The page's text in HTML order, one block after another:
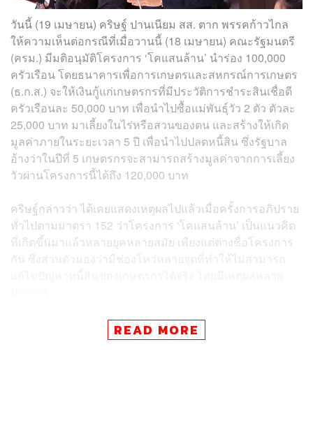
วันนี้ (19 เมษายน) คริษฐ์ ปานเนียม สส. ตาก พรรคก้าวไกล
ให้ความเห็นต่อกรณีที่เมื่อวานนี้ (18 เมษายน) คณะรัฐมนตรี
(ครม.) มีมติอนุมัติโครงการ ‘โคแสนล้าน’ นำร่อง 100,000
ครัวเรือน โดยธนาคารเพื่อการเกษตรและสหกรณ์การเกษตร
(ธ.ก.ส.) จะให้เงินกู้แก่เกษตรกรที่มีประวัติการชำระสินเชื่อดี
ครัวเรือนละ 50,000 บาท เพื่อนำไปซื้อแม่พันธุ์วัว 2 ตัว ตัวละ
25,000 บาท มาเลี้ยงในไร่หรือสวนของตน และสร้างให้เกิด
มูลค่าภายในระยะเวลา 5 ปี เพื่อนำไปปลดหนี้สิน ซึ่งรัฐบาล
อ้างว่าในปีที่ 5 เกษตรกรจะสามารถสร้างมูลค่าจากการเลี้ยง
วัวผ่านโครงการนี้ได้ถึง 120,000 บาท
คริษฐ์กล่าวว่า ได้เคยแสดงเหตุผลไปแล้วเมื่อครั้งการอภิปราย
ทั่วไปตามมาตรา 152 ว่าโครงการ ‘โคแสนล้าน’ เป็นแนวคิด
ที่เกิดขึ้นมาแล้วหลายยุคหลายสมัย เพียงแต่ต่างชื่อโครงการ
กัน ซึ่งส่วนตัวมองว่ามีช่องโหว่หลายจุดที่ทำให้ไม่สามารถ
ประการแรก เป้าหมายของโครงการนี้คือการแก้ปัญหา
เกษตรกรที่มีหนี้สินกว่า 13 ล้านราย ซึ่งเป็นสมาชิกกองทุน
READ MORE